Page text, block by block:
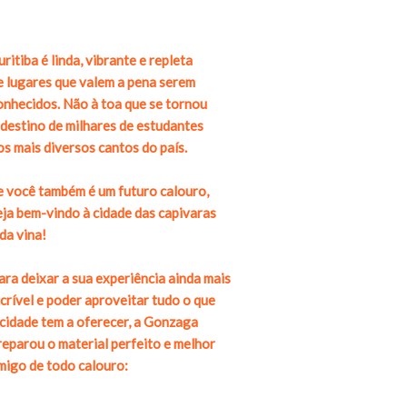
é linda, vibrante e repleta
lugares que valem a pena serem
Não à toa que se tornou
de milhares de estudantes
mais diversos cantos do país.
você também é um futuro calouro,
bem-vindo à cidade das capivaras
vina!
deixar a sua experiência ainda mais
e poder aproveitar tudo o que
tem a oferecer, a Gonzaga
o material perfeito e melhor
de todo calouro: